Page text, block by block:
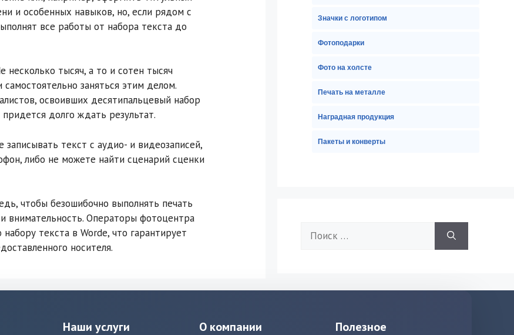
и особенных навыков, но, если рядом с
все работы от набора текста до
несколько тысяч, а то и сотен тысяч
заняться этим делом.
освоивших десятипальцевый набор
долго ждать результат.
текст с аудио- и видеозаписей,
либо не можете найти сценарий сценки
чтобы безошибочно выполнять печать
внимательность. Операторы фотоцентра
текста в Wordе, что гарантирует
носителя.
Значки с логотипом
Фотоподарки
Фото на холсте
Печать на металле
Наградная продукция
Пакеты и конверты
Наши услуги О компании Полезное